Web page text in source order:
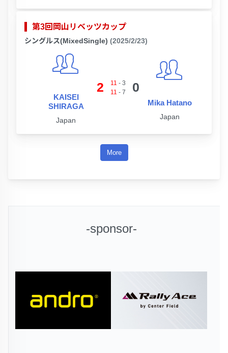
第3回岡山リベッツカップ
シングルス(MixedSingle) (2025/2/23)
KAISEI
SHIRAGA
Japan
2 11 - 3
11 - 7 0
Mika Hatano
Japan
More
-sponsor-